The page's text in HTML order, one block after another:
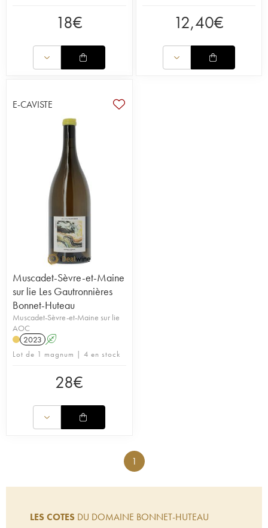
18€ 12,40€
E-CAVISTE
Muscadet-Sèvre-et-Maine
sur lie Les Gautronnières
Bonnet-Huteau
Muscadet-Sèvre-et-Maine sur lie
AOC
2023 A
Lot de 1 magnum | 4 en stock
28€
1
LES COTES DU DOMAINE BONNET-HUTEAU